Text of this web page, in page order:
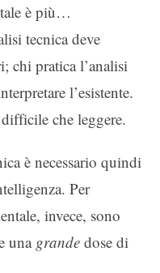
è più…
tecnica deve
chi pratica l’analisi
l’esistente.
che leggere.
è necessario quindi
Per
invece, sono
una grande dose di